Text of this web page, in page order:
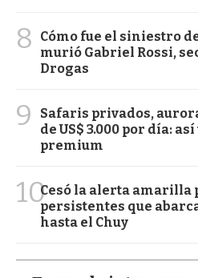
8
Cómo fue el siniestro
murió Gabriel Rossi,
Drogas
9
Safaris privados,
de US$ 3.000 por día:
premium
10Cesó la alerta amarilla
persistentes que
hasta el Chuy